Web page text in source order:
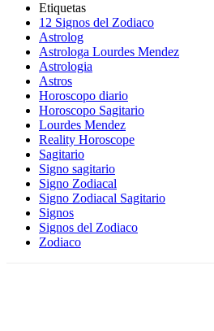
Etiquetas
12 Signos del Zodiaco
Astrolog
Astrologa Lourdes Mendez
Astrologia
Astros
Horoscopo diario
Horoscopo Sagitario
Lourdes Mendez
Reality Horoscope
Sagitario
Signo sagitario
Signo Zodiacal
Signo Zodiacal Sagitario
Signos
Signos del Zodiaco
Zodiaco